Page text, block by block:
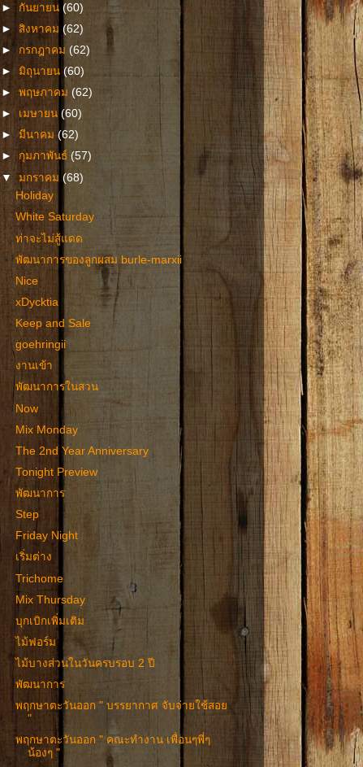
► กันยายน(60)
►สิงหาคม(62)
► กรกฎาคม (62)
►มิถุนายน(60)
►พฤษภาคม(62)
► เมษายน(60)
►มีนาคม(62)
► กุมภาพันธ์ (57)
▼มกราคม(68)
Holiday
White Saturday
ท่าจะไม่สู้แดด
พัฒนาการของลูกผสม burle-marxii
Nice
xDycktia
Keep and Sale
goehringii
งานเข้า
พัฒนาการในสวน
Now
Mix Monday
The 2nd Year Anniversary
Tonight Preview
พัฒนาการ
Step
Friday Night
เริ่มต่าง
Trichome
Mix Thursday
บุกเบิกเพิ่มเติม
ไม้ฟอร์ม
ไม้บางส่วนในวันครบรอบ 2 ปี
พัฒนาการ
พฤกษาตะวันออก " บรรยากาศ จับจ่ายใช้สอย
"
พฤกษาตะวันออก " คณะทำงาน เพื่อนๆพี่ๆ
น้องๆ "